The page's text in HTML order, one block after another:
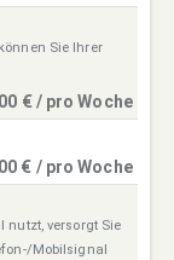
Sie Ihrer
€ / pro Woche
€ / pro Woche
nutzt, versorgt Sie
Mobilsignal